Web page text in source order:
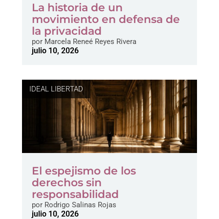
La historia de un
movimiento en defensa de
la privacidad
porMarcela Reneé Reyes Rivera
julio 10, 2026
IDEAL LIBERTAD
El espejismo de los
derechos sin
responsabilidad
porRodrigo Salinas Rojas
julio 10, 2026